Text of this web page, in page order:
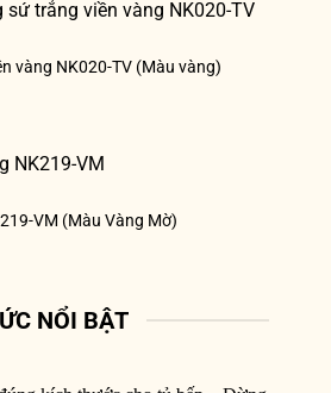
vàng NK020-TV (Màu vàng)
VM (Màu Vàng Mờ)
NỔI BẬT